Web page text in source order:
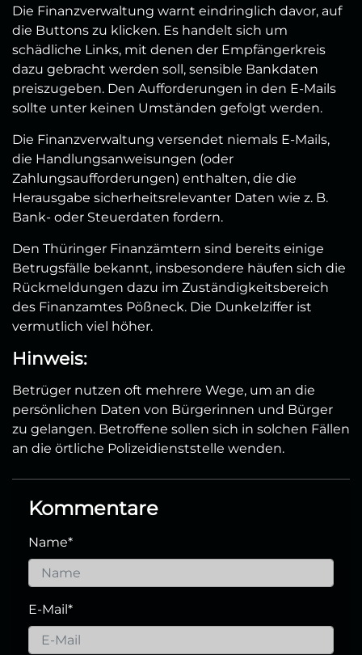
Die Finanzverwaltung warnt eindringlich davor, auf
die Buttons zu klicken. Es handelt sich um
schädliche Links, mit denen der Empfängerkreis
dazu gebracht werden soll, sensible Bankdaten
preiszugeben. Den Aufforderungen in den E-Mails
sollte unter keinen Umständen gefolgt werden.
Die Finanzverwaltung versendet niemals E-Mails,
die Handlungsanweisungen (oder
Zahlungsaufforderungen) enthalten, die die
Herausgabe sicherheitsrelevanter Daten wie z. B.
Bank- oder Steuerdaten fordern.
Den Thüringer Finanzämtern sind bereits einige
Betrugsfälle bekannt, insbesondere häufen sich die
Rückmeldungen dazu im Zuständigkeitsbereich
des Finanzamtes Pößneck. Die Dunkelziffer ist
vermutlich viel höher.
Hinweis:
Betrüger nutzen oft mehrere Wege, um an die
persönlichen Daten von Bürgerinnen und Bürger
zu gelangen. Betroffene sollen sich in solchen Fällen
an die örtliche Polizeidienststelle wenden.
Kommentare
Name*
E-Mail*